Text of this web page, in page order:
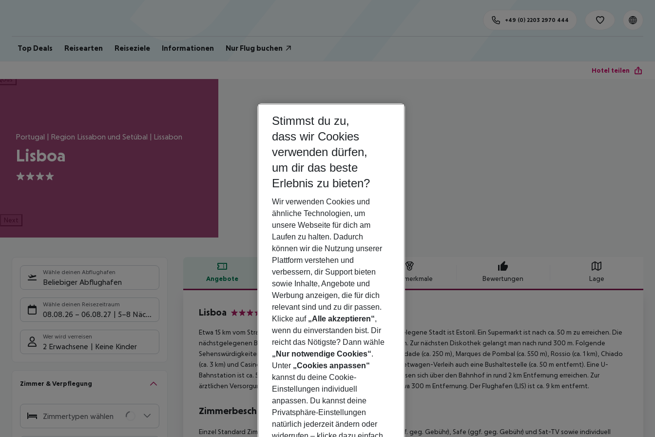
Top Deals Reisearten Reiseziele Informationen Nur Flug buchen
+49 (0) 2203 2970 444
Hotel teilen
Portugal | Region Lissabon und Setúbal | Lissabon
Lisboa
4
Next
Wähle deinen Abflughafen
Beliebiger Abflughafen
Wähle deinen Reisezeitraum
08.08.26 – 06.08.27 5-8 Nächte
Wer wird verreisen
2 Erwachsene Keine Kinder
Zimmer & Verpflegung
Zimmertypen wählen
Angebote Hotelbeschreibung Hotelmerkmale Bewertungen Lage
Hotelbeschreibung
Lisboa
Etwa 15 km vom Strand entfernt liegt das Hotel Lisboa. Die nächstgelegene Stadt ist Estoril. Ein Supermarkt ist nach ca. 50 m zu erreichen. Die
nächstgelegenen Bars und Restaurants erreichen Sie nach rund 200 m. Zur nächsten Diskothek gelangt man nach rund 300 m. Folgende
Sehenswürdigkeiten sind vom Hotel aus erreichbar: Avenida da Liberdade (ca. 250 m), Marques de Pombal (ca. 550 m), Rossio (ca. 1 km), Chiado
(ca. 3 km) und Casino. Für Mobilität im Urlaub sorgen neben einem Mietwagen-Verleih auch eine Bushaltestelle (ca. 50 m entfernt). Eine U-
Bahnstation ist ca. 50 m entfernt. Weiter entfernt gelegene Orte lassen sich über den Bahnhof in rund 2 km Entfernung erreichen. Zur
ärztlichen Versorgung im Notfall befindet sich ein Krankenhaus in etwa 300 m Entfernung. Der Flughafen (LIS) ist ca. 9 km entfernt.
Zimmerbeschreibung
Einzel Standard Zimmer: Mit Heizung (zentral gesteuert), Minibar (ggf. geg. Gebühr), Safe (ggf. geg. Gebühr) und Sat-TV sowie individuell
Stimmst du zu,
dass wir Cookies
verwenden dürfen,
um dir das beste
Erlebnis zu bieten?
Wir verwenden Cookies und
ähnliche Technologien, um
unsere Webseite für dich am
Laufen zu halten. Dadurch
können wir die Nutzung unserer
Plattform verstehen und
verbessern, dir Support bieten
sowie Inhalte, Angebote und
Werbung anzeigen, die für dich
relevant sind und zu dir passen.
Klicke auf „Alle akzeptieren“,
wenn du einverstanden bist. Dir
reicht das Nötigste? Dann wähle
„Nur notwendige Cookies“.
Unter „Cookies anpassen“
kannst du deine Cookie-
Einstellungen individuell
anpassen. Du kannst deine
Privatsphäre-Einstellungen
natürlich jederzeit ändern oder